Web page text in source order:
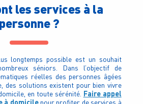
les services à la
personne ?
longtemps possible est un souhait
séniors. Dans l’objectif de
réelles des personnes âgées
des solutions existent pour bien vivre
en toute sérénité. Faire appel
à domicilepour profiter de services à